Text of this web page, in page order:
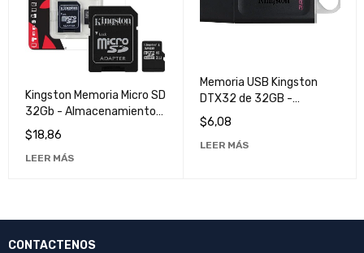
Kingston Memoria Micro SD
32Gb - Almacenamiento
de Alta Velocidad y Calidad
Superior
$18,86
LEER MÁS
Memoria USB Kingston
DTX32 de 32GB -
Almacenamiento Portátil
y Rápido
$6,08
LEER MÁS
CONTACTENOS